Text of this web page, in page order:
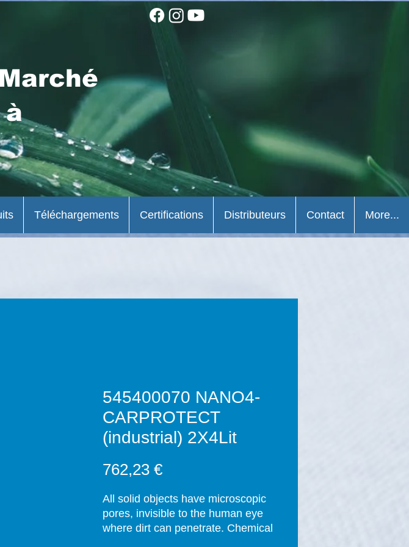
à
545400070 NANO4-
CARPROTECT
(industrial) 2X4Lit
762,23 €Prix
All solid objects have microscopic
pores, invisible to the human eye
where dirt can penetrate. Chemical
Téléchargements Certifications Distributeurs Contact More...